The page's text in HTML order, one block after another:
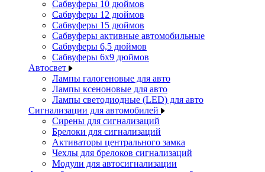
Сабвуферы 10 дюймов
Сабвуферы 12 дюймов
Сабвуферы 15 дюймов
Сабвуферы активные автомобильные
Сабвуферы 6,5 дюймов
Сабвуферы 6x9 дюймов
Автосвет
Лампы галогеновые для авто
Лампы ксеноновые для авто
Лампы светодиодные (LED) для авто
Сигнализации для автомобилей
Сирены для сигнализаций
Брелоки для сигнализаций
Активаторы центрального замка
Чехлы для брелоков сигнализаций
Модули для автосигнализации